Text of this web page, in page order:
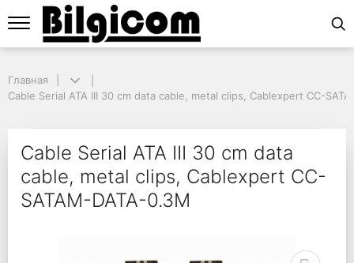
Cable Serial ATA III 30 cm data cable, metal clips, Cablexpert CC-
Cable Serial ATA III
Главная
Cable Serial ATA III 30 cm data cable, metal clips, Cablexpert CC-
Cable Serial ATA III 30 cm data
cable, metal clips, Cablexpert CC-
SATAM-DATA-0.3M